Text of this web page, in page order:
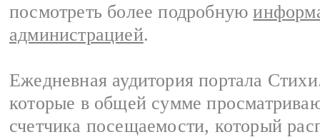
посмотреть более подробную
администрацией.
Ежедневная аудитория портала
которые в общей сумме
счетчика посещаемости, который